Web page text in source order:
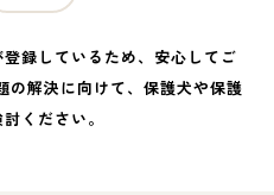
録しているため、安心してご
解決に向けて、保護犬や保護
ください。